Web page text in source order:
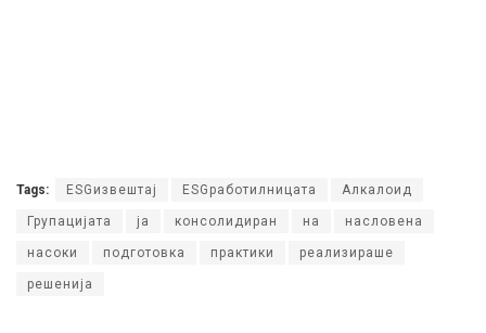
Tags: ESGизвештај ESGработилницата Алкалоид
Групацијата ја консолидиран на насловена
насоки подготовка практики реализираше
решенија